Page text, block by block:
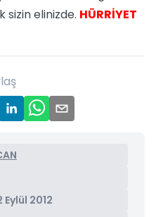
sizin elinizde. HÜRRİYET
Eylül 2012